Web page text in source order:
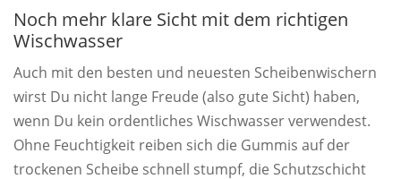
Noch mehr klare Sicht mit dem richtigen
Wischwasser
Auch mit den besten und neuesten Scheibenwischern
wirst Du nicht lange Freude (also gute Sicht) haben,
wenn Du kein ordentliches Wischwasser verwendest.
Ohne Feuchtigkeit reiben sich die Gummis auf der
trockenen Scheibe schnell stumpf, die Schutzschicht